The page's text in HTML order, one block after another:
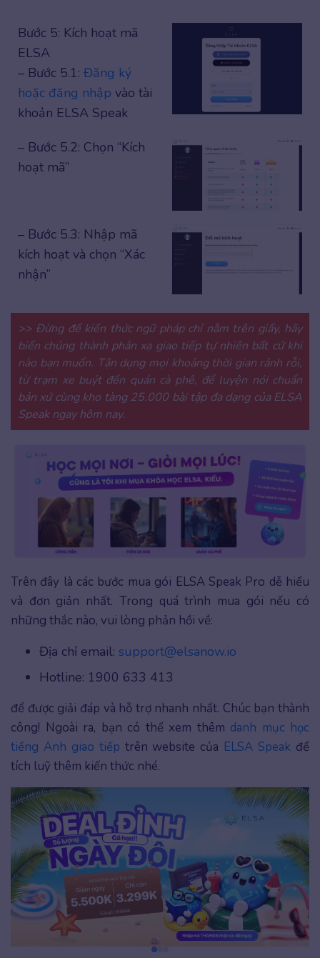
Bước 5: Kích hoạt mã
ELSA
– Bước 5.1: Đăng ký
hoặc đăng nhập vào tài
khoản ELSA Speak
– Bước 5.2: Chọn “Kích
hoạt mã”
– Bước 5.3: Nhập mã
kích hoạt và chọn “Xác
nhận”
>> Đừng để kiến thức ngữ pháp chỉ nằm trên giấy, hãy
biến chúng thành phản xạ giao tiếp tự nhiên bất cứ khi
nào bạn muốn. Tận dụng mọi khoảng thời gian rảnh rỗi,
từ trạm xe buýt đến quán cà phê, để luyện nói chuẩn
bản xứ cùng kho tàng 25.000 bài tập đa dạng của ELSA
Speak ngay hôm nay.
Trên đây là các bước mua gói ELSA Speak Pro dễ hiểu
và đơn giản nhất. Trong quá trình mua gói nếu có
những thắc nào, vui lòng phản hồi về:
Địa chỉ email: support@elsanow.io
Hotline: 1900 633 413
để được giải đáp và hỗ trợ nhanh nhất. Chúc bạn thành
công! Ngoài ra, bạn có thể xem thêm danh mục học
tiếng Anh giao tiếp trên website của ELSA Speak để
tích luỹ thêm kiến thức nhé.